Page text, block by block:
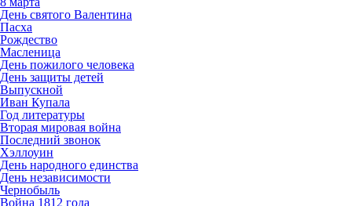
День святого Валентина
Пасха
Рождество
Масленица
День пожилого человека
День защиты детей
Выпускной
Иван Купала
Год литературы
Вторая мировая война
Последний звонок
Хэллоуин
День народного единства
День независимости
Чернобыль
Война 1812 года